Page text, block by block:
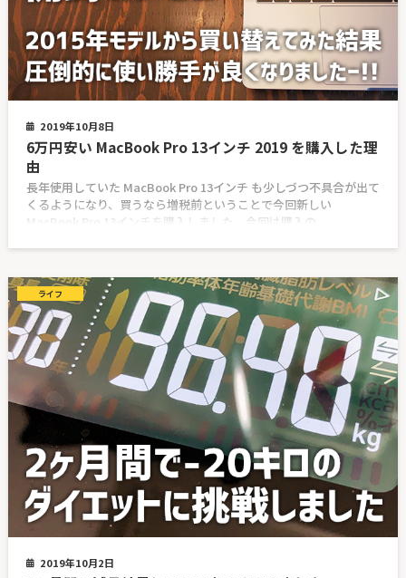
2019年10月8日
6万円安い MacBook Pro 13インチ 2019 を購入した理
由
長年使用していた MacBook Pro 13インチ も少しづつ不具合が出て
くるようになり、買うなら増税前ということで今回新しい
MacBook Pro 13インチを購入しました。今回は購入の
ライフ
2019年10月2日